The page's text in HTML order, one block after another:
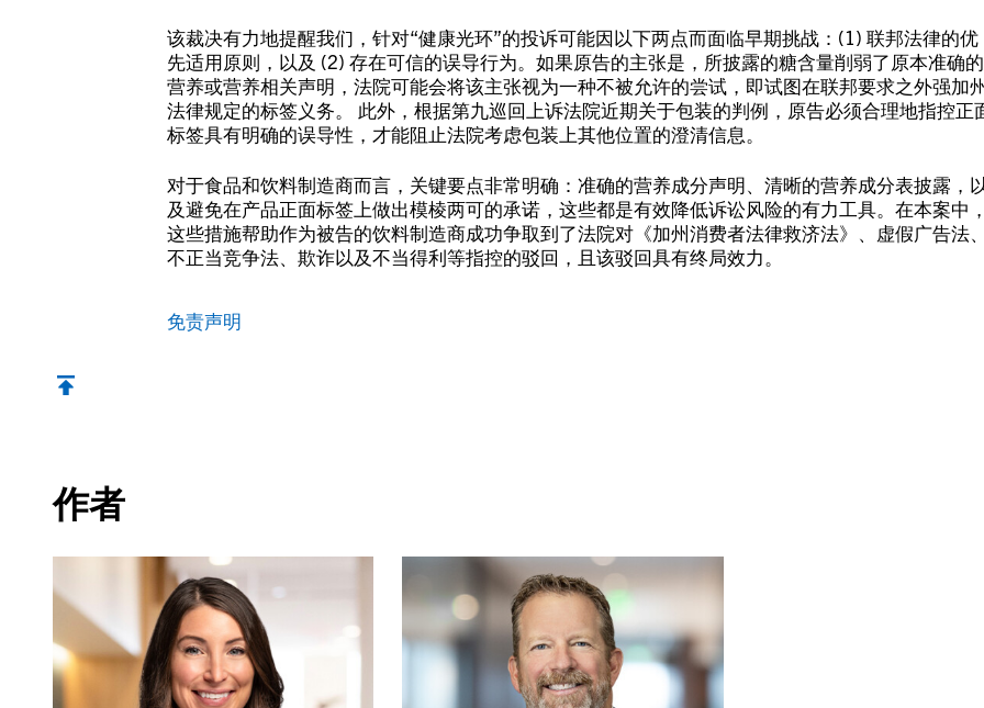
该裁决有力地提醒我们，针对“健康光环”的投诉可能因以下两点而面临早期挑战：(1) 联邦法律的优
先适用原则，以及 (2) 存在可信的误导行为。如果原告的主张是，所披露的糖含量削弱了原本准确的
营养或营养相关声明，法院可能会将该主张视为一种不被允许的尝试，即试图在联邦要求之外强加
法律规定的标签义务。 此外，根据第九巡回上诉法院近期关于包装的判例，原告必须合理地指控正
标签具有明确的误导性，才能阻止法院考虑包装上其他位置的澄清信息。
对于食品和饮料制造商而言，关键要点非常明确：准确的营养成分声明、清晰的营养成分表披露，以
及避免在产品正面标签上做出模棱两可的承诺，这些都是有效降低诉讼风险的有力工具。在本案中，
这些措施帮助作为被告的饮料制造商成功争取到了法院对《加州消费者法律救济法》、虚假广告法、
不正当竞争法、欺诈以及不当得利等指控的驳回，且该驳回具有终局效力。
免责声明
作者